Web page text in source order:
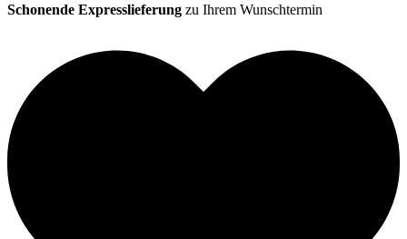
Schonende Expresslieferung zu Ihrem Wunschtermin